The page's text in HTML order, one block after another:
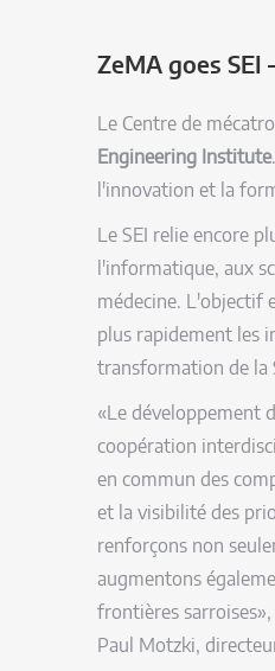
ZeMA goes
Le Centre de
Engineering Institute
l'innovation et la
Le SEI relie encore
l'informatique, aux
médecine. L'objectif
plus rapidement les
transformation de la
«Le développement
coopération
en commun des
et la visibilité des
renforçons non
augmentons
frontières
Paul Motzki,